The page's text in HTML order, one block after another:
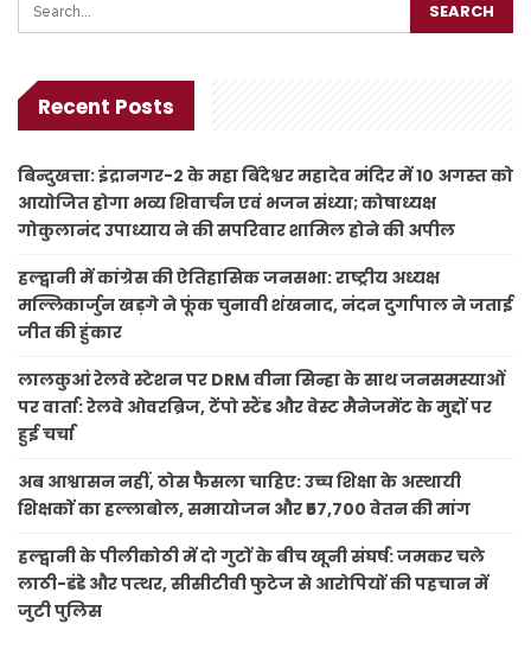
Recent Posts
बिन्दुखत्ता: इंद्रानगर-2 के महा बिंदेश्वर महादेव मंदिर में 10 अगस्त को
आयोजित होगा भव्य शिवार्चन एवं भजन संध्या; कोषाध्यक्ष
गोकुलानंद उपाध्याय ने की सपरिवार शामिल होने की अपील
हल्द्वानी में कांग्रेस की ऐतिहासिक जनसभा: राष्ट्रीय अध्यक्ष
मल्लिकार्जुन खड़गे ने फूंक चुनावी शंखनाद, नंदन दुर्गापाल ने जताई
जीत की हुंकार
लालकुआं रेलवे स्टेशन पर DRM वीना सिन्हा के साथ जनसमस्याओं
पर वार्ता: रेलवे ओवरब्रिज, टेंपो स्टैंड और वेस्ट मैनेजमेंट के मुद्दों पर
हुई चर्चा
अब आश्वासन नहीं, ठोस फैसला चाहिए: उच्च शिक्षा के अस्थायी
शिक्षकों का हल्लाबोल, समायोजन और ₹57,700 वेतन की मांग
हल्द्वानी के पीलीकोठी में दो गुटों के बीच खूनी संघर्ष: जमकर चले
लाठी-डंडे और पत्थर, सीसीटीवी फुटेज से आरोपियों की पहचान में
जुटी पुलिस